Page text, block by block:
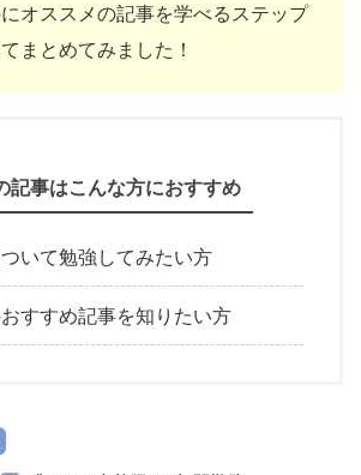
オススメの記事を学べるステップ
まとめてみました！
記事はこんな方におすすめ
いて勉強してみたい方
すすめ記事を知りたい方